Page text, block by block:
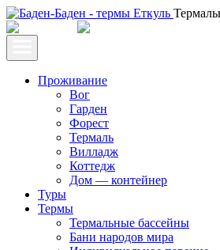
Проживание
Вог
Гарден
Форест
Термаль
Вилладж
Коттедж
Дом — контейнер
Туры
Термы
Термальные бассейны
Бани народов мира